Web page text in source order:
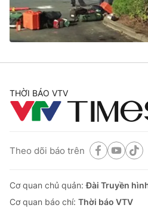
Sản phẩm
Thị trường
Tư vấn
Lịch phát sóng
Emagazine
VTV Money
THỜI BÁO VTV
Theo dõi báo trên
Cơ quan chủ quản:Đài Truyền
Cơ quan báo chí: Thời báo VTV